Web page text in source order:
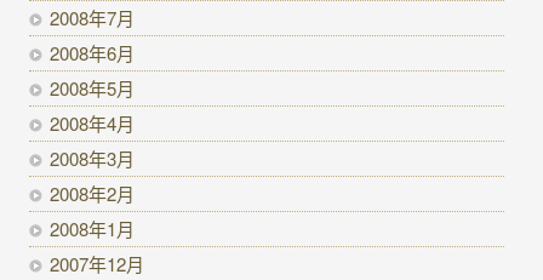
2008年7月
2008年6月
2008年5月
2008年4月
2008年3月
2008年2月
2008年1月
2007年12月